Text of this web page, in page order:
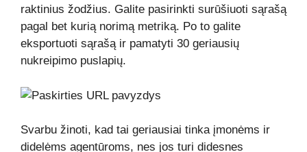
raktinius žodžius. Galite pasirinkti surūšiuoti sąrašą
pagal bet kurią norimą metriką. Po to galite
eksportuoti sąrašą ir pamatyti 30 geriausių
nukreipimo puslapių.
Svarbu žinoti, kad tai geriausiai tinka įmonėms ir
didelėms agentūroms, nes jos turi didesnes